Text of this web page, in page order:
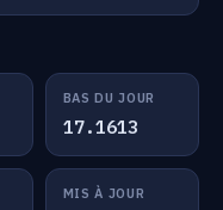
BAS DU JOUR
17.1613
MIS À JOUR